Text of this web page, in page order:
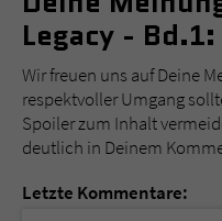
Legacy -
Wir freuen uns auf Deine
respektvoller Umgang
Spoiler zum Inhalt
deutlich in Deinem
Letzte Kommentare: